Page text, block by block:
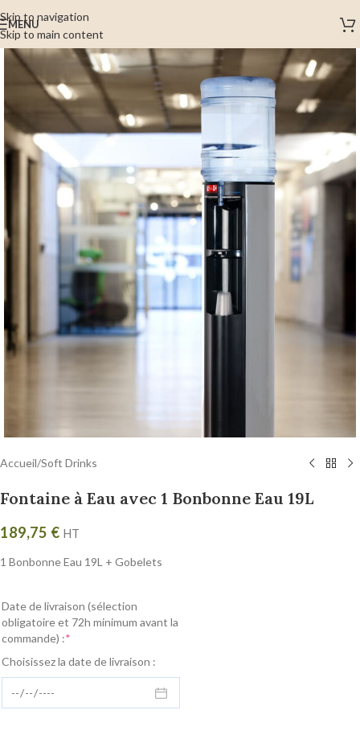
Skip to navigation
Skip to main content
MENU
Accueil/Soft Drinks
Fontaine à Eau avec 1 Bonbonne Eau 19L
189,75 € HT
1 Bonbonne Eau 19L + Gobelets
Date de livraison (sélection
obligatoire et 72h minimum avant la
commande) :*
Choisissez la date de livraison :